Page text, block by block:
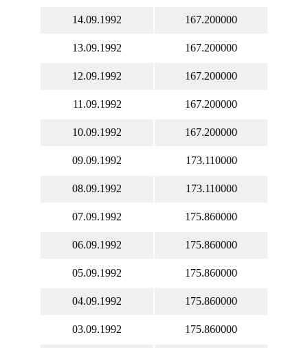
14.09.1992 167.200000
13.09.1992 167.200000
12.09.1992 167.200000
11.09.1992 167.200000
10.09.1992 167.200000
09.09.1992 173.110000
08.09.1992 173.110000
07.09.1992 175.860000
06.09.1992 175.860000
05.09.1992 175.860000
04.09.1992 175.860000
03.09.1992 175.860000